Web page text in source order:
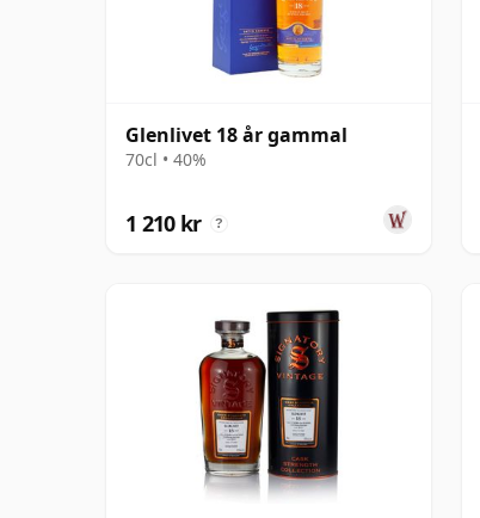
Glenlivet 18 år gammal
70cl • 40%
1 210 kr ?